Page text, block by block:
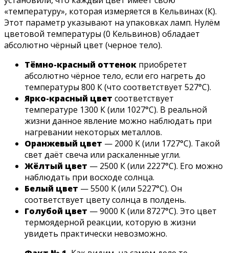
«температуру», которая измеряется в Кельвинах (К).
Этот параметр указывают на упаковках ламп. Нулём
цветовой температуры (0 Кельвинов) обладает
абсолютно чёрный цвет (черное тело).
Тёмно-красный оттенок приобретет
абсолютно чёрное тело, если его нагреть до
температуры 800 К (что соответствует 527°С).
Ярко-красный цвет соответствует
температуре 1300 К (или 1027°С). В реальной
жизни данное явление можно наблюдать при
нагревании некоторых металлов.
Оранжевый цвет — 2000 К (или 1727°С). Такой
свет даёт свеча или раскаленные угли.
Жёлтый цвет — 2500 К (или 2227°С). Его можно
наблюдать при восходе солнца.
Белый цвет — 5500 К (или 5227°С). Он
соответствует цвету солнца в полдень.
Голубой цвет — 9000 К (или 8727°С). Это цвет
термоядерной реакции, которую в жизни
увидеть практически невозможно.